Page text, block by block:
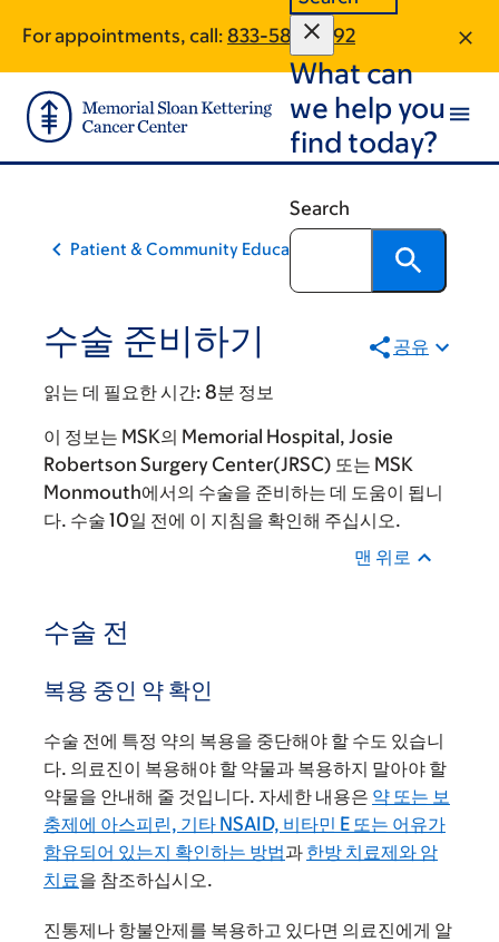
main
content
footer
For appointments, call: 833-587-2092
What can
we help you
find today?
Search
Patient & Community Education
수술 준비하기 공유
읽는 데 필요한 시간: 8분 정보
이 정보는 MSK의 Memorial Hospital, Josie
Robertson Surgery Center(JRSC) 또는 MSK
Monmouth에서의 수술을 준비하는 데 도움이 됩니
다. 수술 10일 전에 이 지침을 확인해 주십시오.
맨 위로
수술 전
복용 중인 약 확인
수술 전에 특정 약의 복용을 중단해야 할 수도 있습니
다. 의료진이 복용해야 할 약물과 복용하지 말아야 할
약물을 안내해 줄 것입니다. 자세한 내용은 약 또는 보
충제에 아스피린, 기타 NSAID, 비타민 E 또는 어유가
함유되어 있는지 확인하는 방법과 한방 치료제와 암
치료을 참조하십시오.
진통제나 항불안제를 복용하고 있다면 의료진에게 알